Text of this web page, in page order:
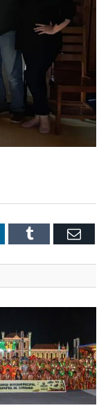
Tumblr Email